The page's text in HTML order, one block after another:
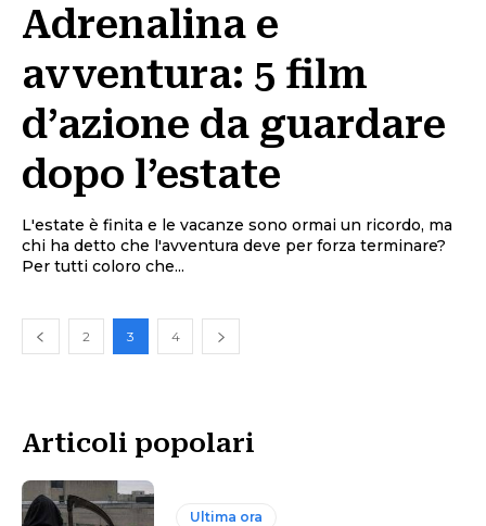
Adrenalina e
avventura: 5 film
d’azione da guardare
dopo l’estate
L'estate è finita e le vacanze sono ormai un ricordo, ma
chi ha detto che l'avventura deve per forza terminare?
Per tutti coloro che...
2 3 4
Articoli popolari
Ultima ora